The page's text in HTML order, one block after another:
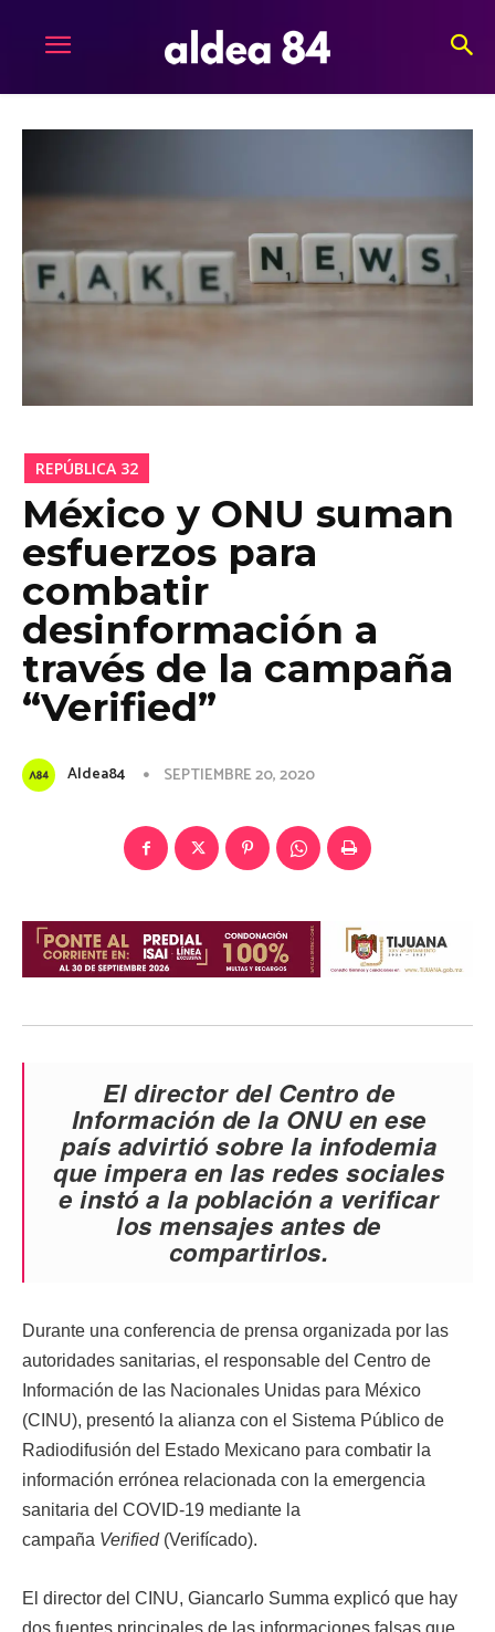
REPÚBLICA 32
México y ONU suman
esfuerzos para
combatir
desinformación a
través de la campaña
“Verified”
Aldea84 SEPTIEMBRE 20, 2020
El director del Centro de
Información de la ONU en ese
país advirtió sobre la infodemia
que impera en las redes sociales
e instó a la población a verificar
los mensajes antes de
compartirlos.
Durante una conferencia de prensa organizada por las
autoridades sanitarias, el responsable del Centro de
Información de las Nacionales Unidas para México
(CINU), presentó la alianza con el Sistema Público de
Radiodifusión del Estado Mexicano para combatir la
información errónea relacionada con la emergencia
sanitaria del COVID-19 mediante la
campaña Verified(Verifícado).
El director del CINU, Giancarlo Summa explicó que hay
dos fuentes principales de las informaciones falsas que